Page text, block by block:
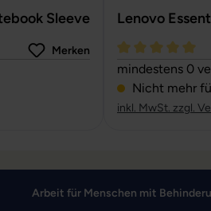
Sleeve
4.24 von 5 Sternen
Merken
Lenovo
mindestens 0
Nicht mehr
inkl. MwSt. zzgl.
Arbeit für Menschen mit